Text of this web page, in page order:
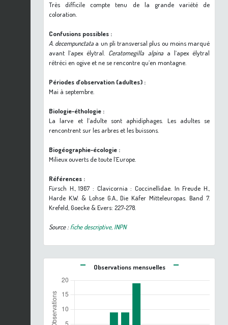
Très difficile compte tenu de la grande variété de
coloration.
Confusions possibles :
A. decempunctata a un pli transversal plus ou moins marqué
avant l’apex élytral. Ceratomegilla alpinaa l’apex élytral
rétréci en ogive et ne se rencontre qu’en montagne.
Périodes d’observation (adultes) :
Mai à septembre.
Biologie-éthologie :
La larve et l’adulte sont aphidiphages. Les adultes se
rencontrent sur les arbres et les buissons.
Biogéographie-écologie :
Milieux ouverts de toute l’Europe.
Références :
Fürsch H., 1967 : Clavicornia : Coccinellidae. In Freude H.,
Harde K.W. & Lohse G.A., Die Käfer Mitteleuropas. Band 7.
Krefeld, Goecke & Evers: 227-278.
Source : fiche descriptive, INPN
Observations mensuelles